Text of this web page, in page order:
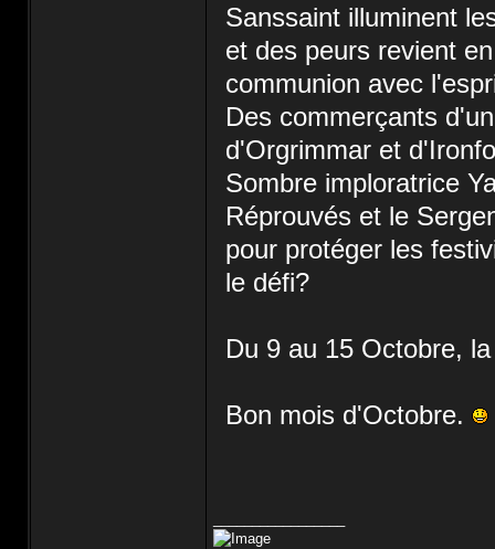
Sanssaint illuminent
et des peurs revient
communion avec
Des commerçants
d'Orgrimmar et
Sombre imploratrice
Réprouvés et le
pour protéger les
le défi?
Du 9 au 15 Octobre,
Bon mois d'Octobre.